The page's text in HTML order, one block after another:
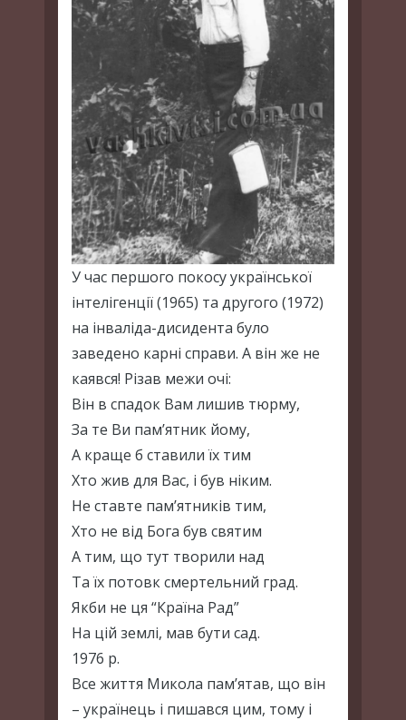
У час першого покосу української
інтелігенції (1965) та другого (1972)
на інваліда-дисидента було
заведено карні справи. А він же не
каявся! Різав межи очі:
Він в спадок Вам лишив тюрму,
За те Ви пам’ятник йому,
А краще б ставили їх тим
Хто жив для Вас, і був ніким.
Не ставте пам’ятників тим,
Хто не від Бога був святим
А тим, що тут творили над
Та їх потовк смертельний град.
Якби не ця “Країна Рад”
На цій землі, мав бути сад.
1976 р.
Все життя Микола пам’ятав, що він
– українець і пишався цим, тому і